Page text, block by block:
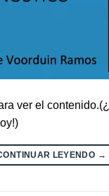
ver el
LEYENDO →